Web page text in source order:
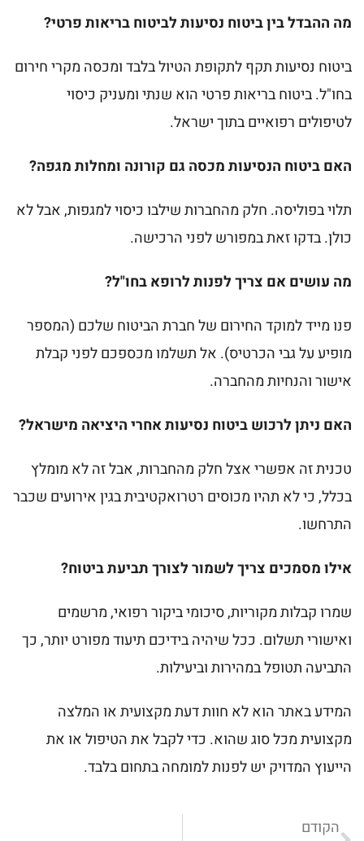
מה ההבדל בין ביטוח נסיעות לביטוח בריאות פרטי?
ביטוח נסיעות תקף לתקופת הטיול בלבד ומכסה מקרי חירום
בחו"ל. ביטוח בריאות פרטי הוא שנתי ומעניק כיסוי
לטיפולים רפואיים בתוך ישראל.
האם ביטוח הנסיעות מכסה גם קורונה ומחלות מגפה?
תלוי בפוליסה. חלק מהחברות שילבו כיסוי למגפות, אבל לא
כולן. בדקו זאת במפורש לפני הרכישה.
מה עושים אם צריך לפנות לרופא בחו"ל?
פנו מייד למוקד החירום של חברת הביטוח שלכם (המספר
מופיע על גבי הכרטיס). אל תשלמו מכספכם לפני קבלת
אישור והנחיות מהחברה.
האם ניתן לרכוש ביטוח נסיעות אחרי היציאה מישראל?
טכנית זה אפשרי אצל חלק מהחברות, אבל זה לא מומלץ
בכלל, כי לא תהיו מכוסים רטרואקטיבית בגין אירועים שכבר
התרחשו.
אילו מסמכים צריך לשמור לצורך תביעת ביטוח?
שמרו קבלות מקוריות, סיכומי ביקור רפואי, מרשמים
ואישורי תשלום. ככל שיהיה בידיכם תיעוד מפורט יותר, כך
התביעה תטופל במהירות וביעילות.
המידע באתר הוא לא חוות דעת מקצועית או המלצה
מקצועית מכל סוג שהוא. כדי לקבל את הטיפול או את
הייעוץ המדויק יש לפנות למומחה בתחום בלבד.
הקודם